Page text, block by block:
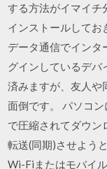
する方法がイマイチ
インストールして
データ通信でインタ
グインしているデバ
済みますが、友人や
面倒です。 パソコ
で圧縮されてダウン
転送(同期)させよう
Wi-Fiまたはモバイ